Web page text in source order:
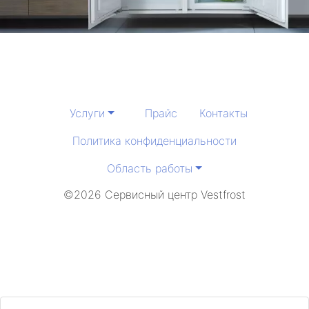
метро Ясенево
метро Александровский сад
Услуги Прайс
Контакты
Политика конфиденциальности
Область работы
©2026 Сервисный центр Vestfrost